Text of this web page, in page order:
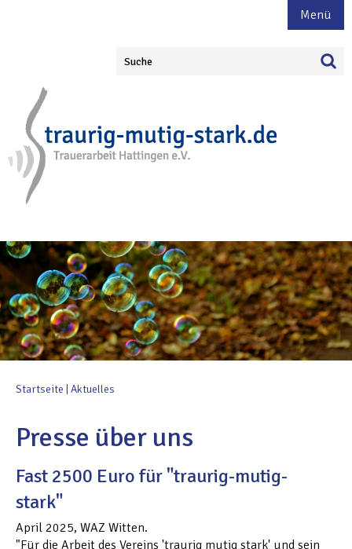
Menü
Suche
Startseite Aktuelles
Presse über uns
Fast 2500 Euro für "traurig-mutig-
stark"
April 2025, WAZ Witten.
"Für die Arbeit des Vereins 'traurig mutig stark' und sein